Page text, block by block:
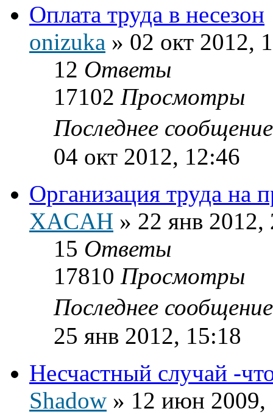
Оплата труда в несезон
onizuka » 02 окт 2012,
12 Ответы
17102 Просмотры
Последнее
04 окт 2012, 12:46
Организация труда на
XACAH » 22 янв 2012,
15 Ответы
17810 Просмотры
Последнее
25 янв 2012, 15:18
Несчастный случай -
Shadow » 12 июн 2009,